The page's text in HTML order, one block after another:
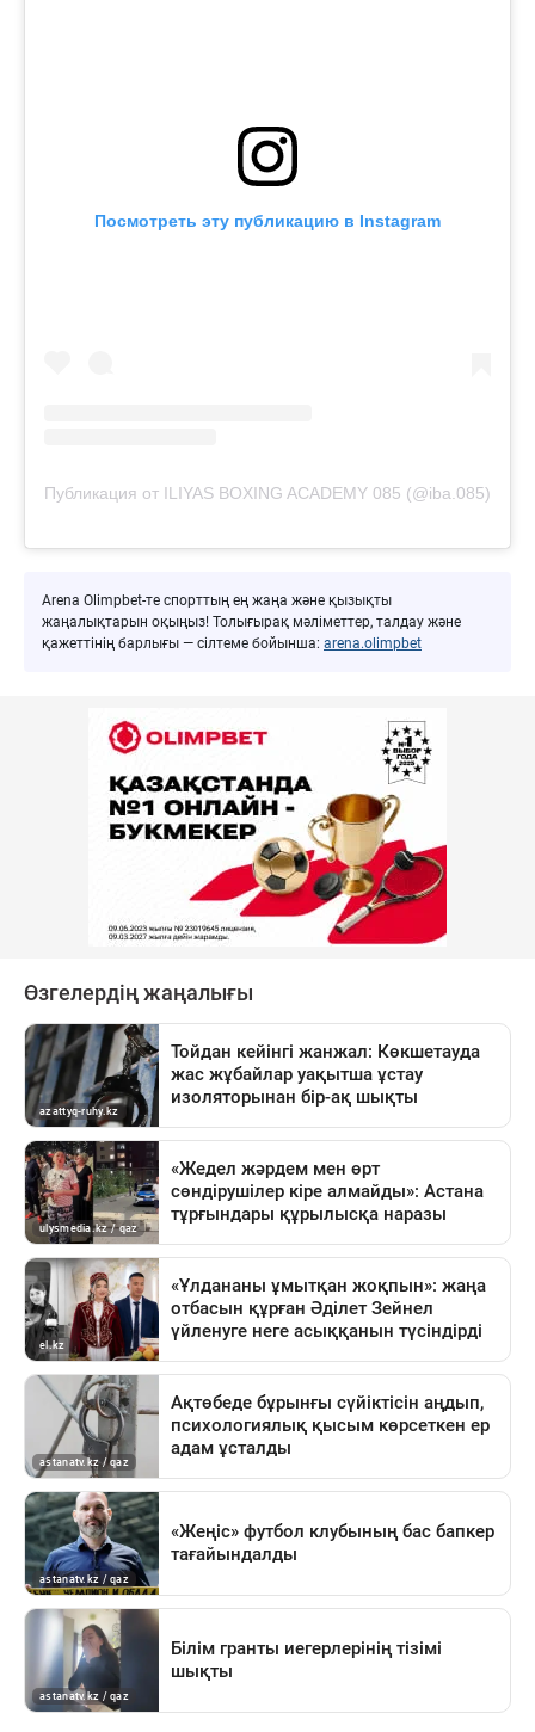
Посмотреть эту публикацию в Instagram
Публикация от ILIYAS BOXING ACADEMY 085 (@iba.085)
Arena Olimpbet-те спорттың ең жаңа және қызықты
жаңалықтарын оқыңыз! Толығырақ мәліметтер, талдау және
қажеттінің барлығы — сілтеме бойынша: arena.olimpbet